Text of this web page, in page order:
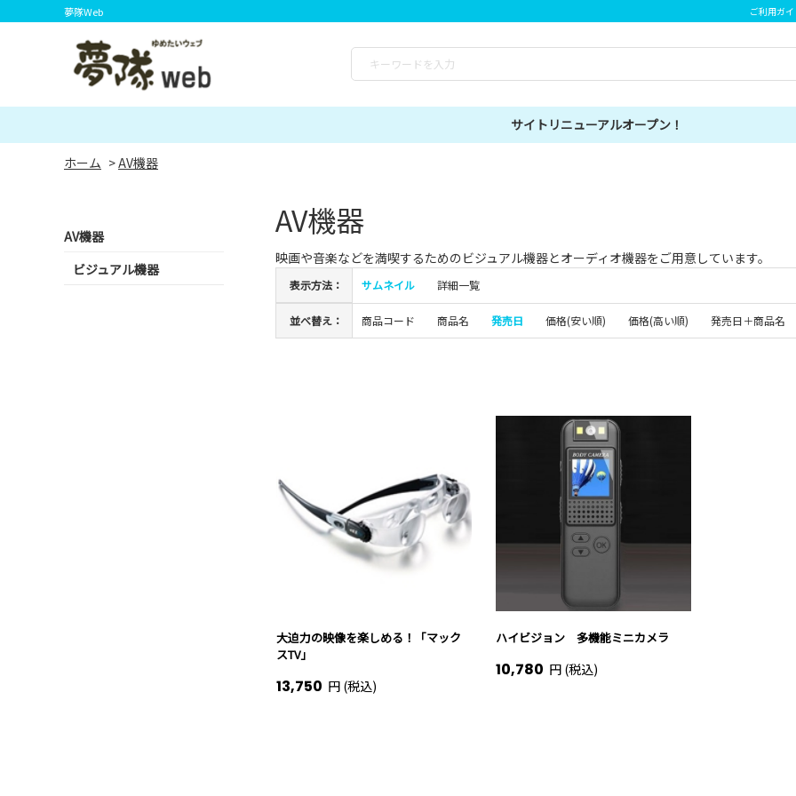
夢隊Web ご利用ガイ
サイトリニューアルオープン！
ホーム >AV機器
AV機器
ビジュアル機器
AV機器
映画や音楽などを満喫するためのビジュアル機器とオーディオ機器をご用意しています。
表示方法： サムネイル 詳細一覧
並べ替え： 商品コード 商品名 発売日 価格(安い順) 価格(高い順) 発売日＋商品名
大迫力の映像を楽しめる！「マック
スTV」
13,750 円 (税込)
ハイビジョン 多機能ミニカメラ
10,780 円 (税込)